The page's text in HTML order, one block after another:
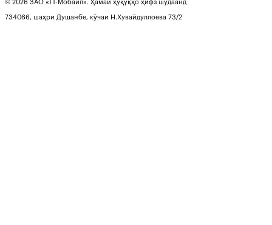
© 2026 ЗАО «ТТ-Мобайл». Ҳамаи ҳуқуқҳо ҳифз шудаанд
734066, шаҳри Душанбе, кӯчаи Н.Хувайдуллоева 73/2